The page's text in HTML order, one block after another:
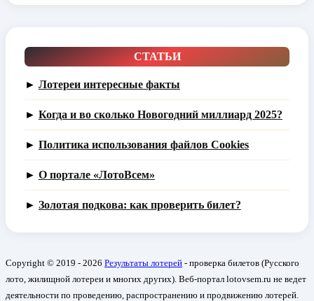
СТАТЬИ
► Лотереи интересные факты
► Когда и во сколько Новогодний миллиард 2025?
► Политика использования файлов Cookies
► О портале «ЛотоВсем»
► Золотая подкова: как проверить билет?
Copyright © 2019 - 2026 Результаты лотерей - проверка билетов (Русского
лото, жилищной лотереи и многих других). Веб-портал lotovsem.ru не ведет
деятельности по проведению, распространению и продвижению лотерей.